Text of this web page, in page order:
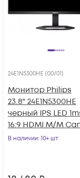
24E1N5300HE (00/01)
Монитор Philips
23.8" 24E1N5300HE
черный IPS LED
16:9 HDMI M/M
матовая HAS Piv
В наличии: 10+ шт